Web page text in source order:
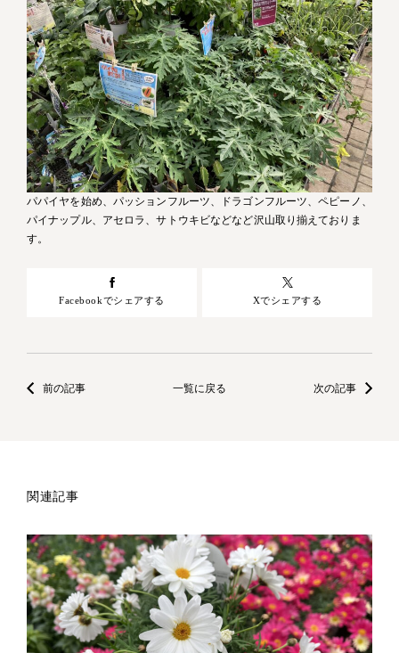
パパイヤを始め、パッションフルーツ、ドラゴンフルーツ、ペピーノ、
パイナップル、アセロラ、サトウキビなどなど沢山取り揃えておりま
す。
Facebookでシェアする Xでシェアする
前の記事 一覧に戻る 次の記事
関連記事